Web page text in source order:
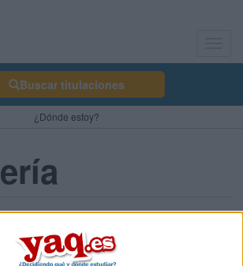
Buscar titulaciones
¿Dónde estoy?
de Sistemas junior